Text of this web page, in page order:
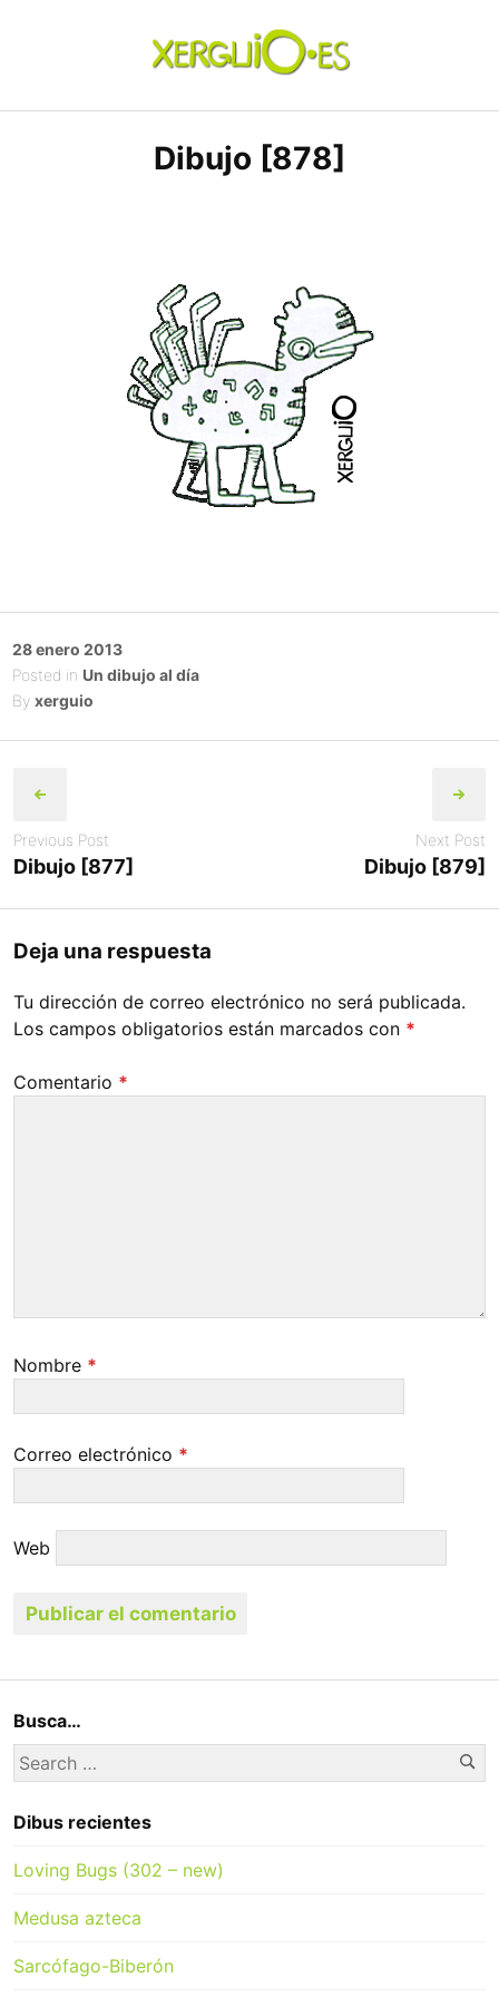
xerguio.ES | ilustración
Dibujo [878]
Posted
on
28 enero 2013
Posted in Un dibujo al día
By xerguio
navigation
Previous Post
Dibujo [877]
Next Post
Dibujo [879]
Deja una respuesta
Tu dirección de correo electrónico no será publicada.
Los campos obligatorios están marcados con *
Comentario *
Nombre *
Correo electrónico *
Web
Busca…
Search
for:
Dibus recientes
Loving Bugs (302 – new)
Medusa azteca
Sarcófago-Biberón